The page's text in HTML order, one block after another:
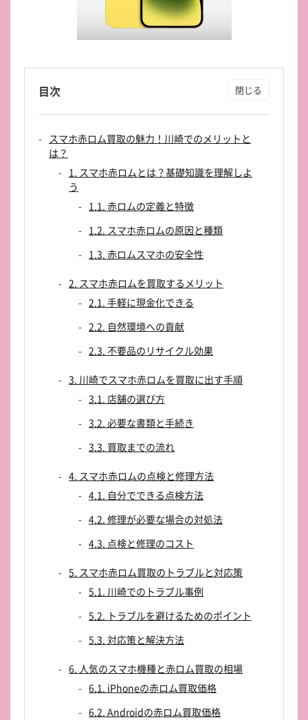
目次
スマホ赤ロム買取の魅力！川崎でのメリットと
は？
1. スマホ赤ロムとは？基礎知識を理解しよ
う
1.1. 赤ロムの定義と特徴
1.2. スマホ赤ロムの原因と種類
1.3. 赤ロムスマホの安全性
2. スマホ赤ロムを買取するメリット
2.1. 手軽に現金化できる
2.2. 自然環境への貢献
2.3. 不要品のリサイクル効果
3. 川崎でスマホ赤ロムを買取に出す手順
3.1. 店舗の選び方
3.2. 必要な書類と手続き
3.3. 買取までの流れ
4. スマホ赤ロムの点検と修理方法
4.1. 自分でできる点検方法
4.2. 修理が必要な場合の対処法
4.3. 点検と修理のコスト
5. スマホ赤ロム買取のトラブルと対応策
5.1. 川崎でのトラブル事例
5.2. トラブルを避けるためのポイント
5.3. 対応策と解決方法
6. 人気のスマホ機種と赤ロム買取の相場
6.1. iPhoneの赤ロム買取価格
6.2. Androidの赤ロム買取価格